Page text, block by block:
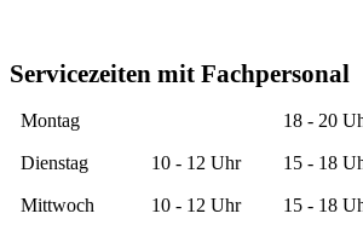
Servicezeiten mit Fachpersonal
Montag 18 - 20
Dienstag 10 - 12 Uhr 15 - 18
Mittwoch 10 - 12 Uhr 15 - 18